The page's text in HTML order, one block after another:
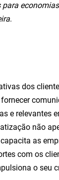
.
dos
e relevantes
não
as
com os
o seu